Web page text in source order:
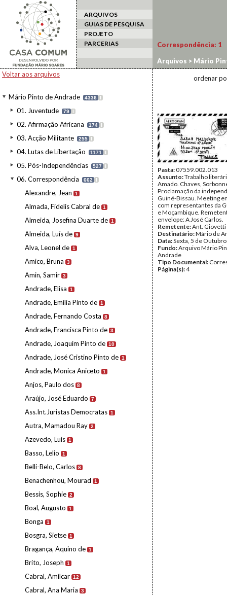
ARQUIVOS
GUIAS DE PESQUISA
PROJETO
PARCERIAS
Voltar aos arquivos
Mário Pinto de Andrade 4336 I
01. Juventude 79 I
02. Afirmação Africana 174 I
03. Acção Militante 255 I
04. Lutas de Libertação 1171 I
05. Pós-Independências 527 I
06. Correspondência 662 I
Alexandre, Jean 1
Almada, Fidelis Cabral de 1
Almeida, Josefina Duarte de 1
Almeida, Luís de 9
Alva, Leonel de 1
Amico, Bruna 3
Amin, Samir 3
Andrade, Elisa 1
Andrade, Emília Pinto de 1
Andrade, Fernando Costa 8
Andrade, Francisca Pinto de 3
Andrade, Joaquim Pinto de 10
Andrade, José Cristino Pinto de 1
Andrade, Monica Aniceto 1
Anjos, Paulo dos 8
Araújo, José Eduardo 7
Ass.Int.Juristas Democratas 1
Autra, Mamadou Ray 2
Azevedo, Luís 1
Basso, Lelio 1
Belli-Belo, Carlos 8
Benachenhou, Mourad 1
Bessis, Sophie 2
Boal, Augusto 1
Bonga 1
Bosgra, Sietse 1
Bragança, Aquino de 1
Brito, Joseph 1
Cabral, Amílcar 12
Cabral, Ana Maria 3
Correspondência: 1
Arquivos > Mário
ordenar
Pasta:07559.002.013
Assunto:Trabalho
Amado. Chaves,
Proclamação da
Guiné-Bissau. Meeting
com representantes da
e Moçambique.
envelope: A José Carlos.
Remetente:Ant. Giovetti
Destinatário:Mário de
Data:Sexta, 5 de
Fundo:Arquivo Mário
Andrade
Tipo Documental:
Página(s):4